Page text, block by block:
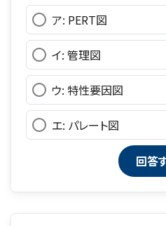
ア: PERT図
イ: 管理図
ウ: 特性要因図
エ: パレート図